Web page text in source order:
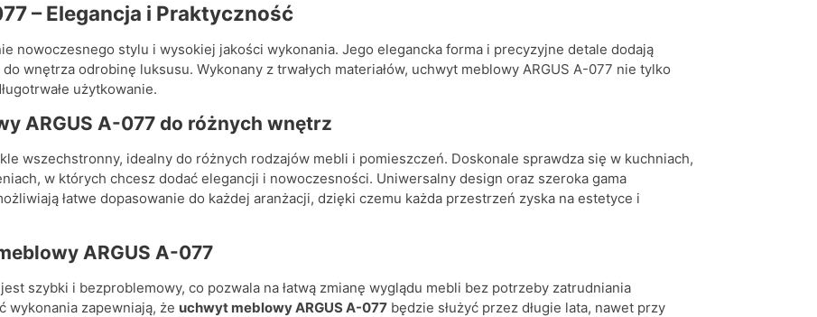
– Elegancja i Praktyczność
nowoczesnego stylu i wysokiej jakości wykonania. Jego elegancka forma i precyzyjne detale dodają
wnętrza odrobinę luksusu. Wykonany z trwałych materiałów, uchwyt meblowy ARGUS A-077 nie tylko
użytkowanie.
ARGUS A-077 do różnych wnętrz
wszechstronny, idealny do różnych rodzajów mebli i pomieszczeń. Doskonale sprawdza się w kuchniach,
w których chcesz dodać elegancji i nowoczesności. Uniwersalny design oraz szeroka gama
łatwe dopasowanie do każdej aranżacji, dzięki czemu każda przestrzeń zyska na estetyce i
ARGUS A-077
szybki i bezproblemowy, co pozwala na łatwą zmianę wyglądu mebli bez potrzeby zatrudniania
wykonania zapewniają, że uchwyt meblowy ARGUS A-077 będzie służyć przez długie lata, nawet przy